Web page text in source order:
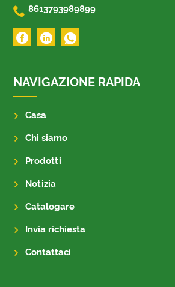
 8613793989899
NAVIGAZIONE RAPIDA
Casa
Chi siamo
Prodotti
Notizia
Catalogare
Invia richiesta
Contattaci